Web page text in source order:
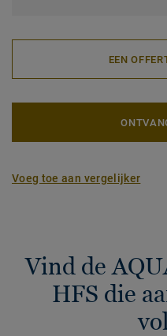
EEN
Voeg toe aan vergelijker
Vind de
HFS die